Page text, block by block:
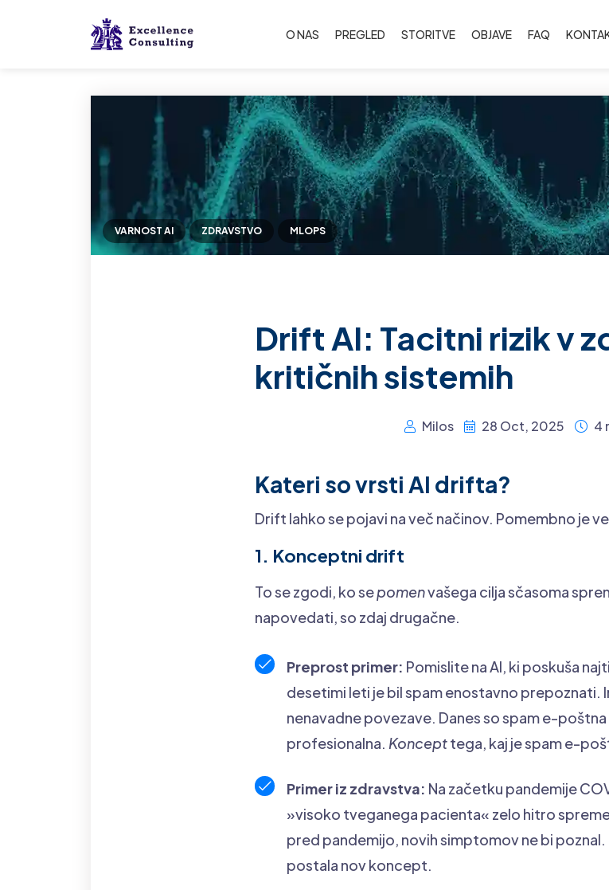
O NAS PREGLED STORITVE OBJAVE FAQ
VARNOST AI ZDRAVSTVO MLOPS
Drift AI: Tacitni rizik v
kritičnih sistemih
Milos 28 Oct, 2025 4
Kateri so vrsti AI drifta?
Drift lahko se pojavi na več načinov. Pomembno je
1. Konceptni drift
To se zgodi, ko sepomenvašega cilja sčasoma
napovedati, so zdaj drugačne.
Preprost primer: Pomislite na AI, ki poskuša
desetimi leti je bil spam enostavno prepoznati.
nenavadne povezave. Danes so spam e-
profesionalna. Koncepttega, kaj je spam e-
Primer iz zdravstva: Na začetku pandemije
»visoko tveganega pacienta« zelo hitro
pred pandemijo, novih simptomov ne bi
postala nov koncept.